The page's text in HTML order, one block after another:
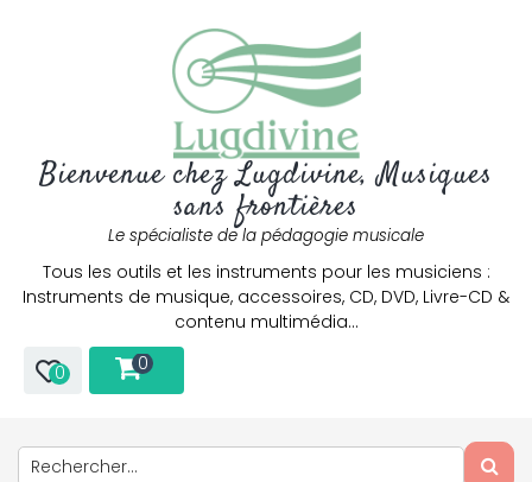
Bienvenue chez Lugdivine, Musiques
sans frontières
Le spécialiste de la pédagogie musicale
Tous les outils et les instruments pour les musiciens :
Instruments de musique, accessoires, CD, DVD, Livre-CD &
contenu multimédia…
0 0